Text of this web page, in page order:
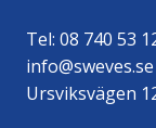
Tel: 08 740 53
info@sweves.se
Ursviksvägen